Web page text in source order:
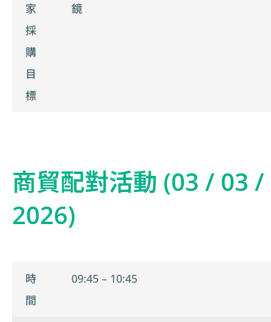
家
採
購
目
標
鏡
商貿配對活動 (03 / 03 /
2026)
時
間
09:45 – 10:45